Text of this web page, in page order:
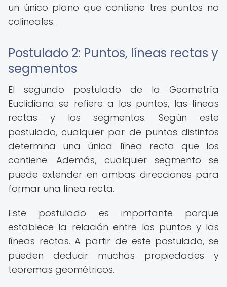
un único plano que contiene tres puntos no
colineales.
Postulado 2: Puntos, líneas rectas y
segmentos
El segundo postulado de la Geometría
Euclidiana se refiere a los puntos, las líneas
rectas y los segmentos. Según este
postulado, cualquier par de puntos distintos
determina una única línea recta que los
contiene. Además, cualquier segmento se
puede extender en ambas direcciones para
formar una línea recta.
Este postulado es importante porque
establece la relación entre los puntos y las
líneas rectas. A partir de este postulado, se
pueden deducir muchas propiedades y
teoremas geométricos.